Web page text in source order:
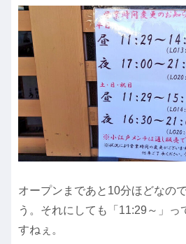
オープンまであと10分ほどなの
う。それにしても「11:29～」っ
すねぇ。